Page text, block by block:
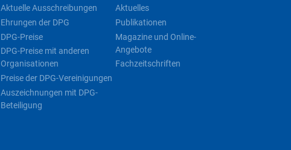
Aktuelle Ausschreibungen
Ehrungen der DPG
DPG-Preise
DPG-Preise mit anderen
Organisationen
Preise der DPG-Vereinigungen
Auszeichnungen mit DPG-
Beteiligung
Aktuelles
Publikationen
Magazine und Online-
Angebote
Fachzeitschriften